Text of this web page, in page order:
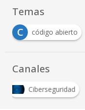
Temas
C
código abierto
Canales
Ciberseguridad